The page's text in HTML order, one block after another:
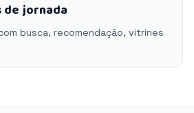
jornada
busca, recomendação, vitrines